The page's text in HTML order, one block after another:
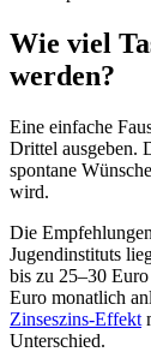
Wie viel
werden?
Eine einfache
Drittel ausgeben.
spontane
wird.
Die
Jugendinstituts
bis zu 25–30
Euro monatlich
Zinseszins-Effekt
Unterschied.